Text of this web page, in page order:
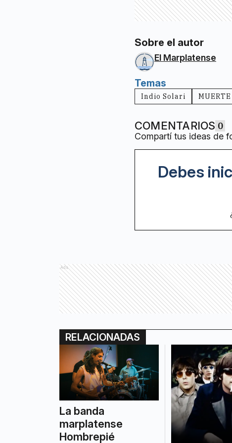
Sobre el autor
El Marplatense
Temas
Indio Solari MUERTE
COMENTARIOS 0
Compartí tus ideas de
Debes
Ads
RELACIONADAS
La banda
marplatense
Hombrepié